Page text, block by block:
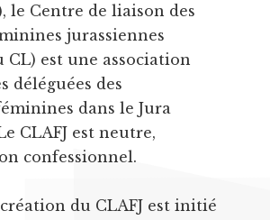
le Centre de liaison des
jurassiennes
CL) est une association
déléguées des
dans le Jura
CLAFJ est neutre,
confessionnel.
du CLAFJ est initié